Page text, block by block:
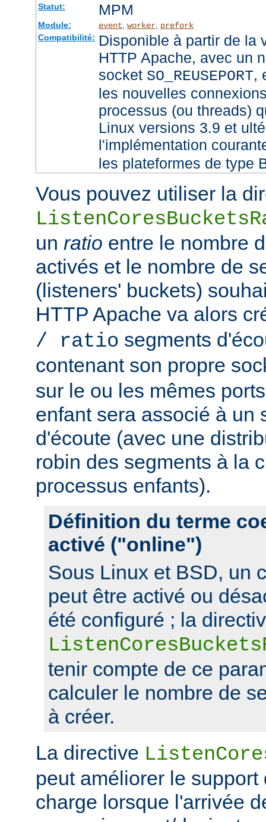
Statut: MPM
Module: event worker, prefork
Compatibilité: Disponible à partir de la
HTTP Apache, avec un
socket SO_REUSEPORT,
les nouvelles
processus (ou threads)
Linux versions 3.9 et
l'implémentation
les plateformes de type
Vous pouvez utiliser la
un ratio entre le nombre
activés et le nombre de
(listeners' buckets)
HTTP Apache va alors
/ ratio segments
contenant son propre
sur le ou les mêmes
enfant sera associé à un
d'écoute (avec une
robin des segments à la
processus enfants).
Définition du terme
activé ("online")
Sous Linux et BSD, un
peut être activé ou
été configuré ; la
tenir compte de ce
calculer le nombre de
à créer.
La directive
peut améliorer le
charge lorsque l'arrivée